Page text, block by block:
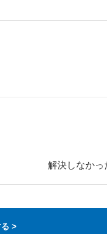
解決しなかっ